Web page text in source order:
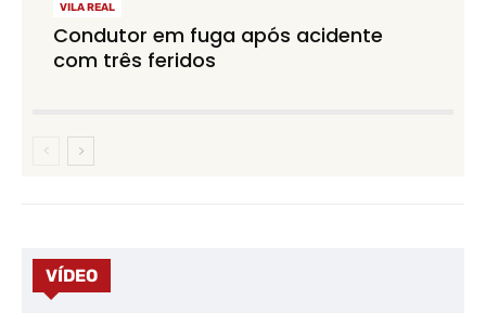
VILA REAL
Condutor em fuga após acidente
com três feridos
VÍDEO